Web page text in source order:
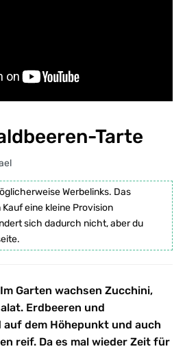
Tarte
Werbelinks. Das
eine kleine Provision
sich dadurch nicht, aber du
Garten wachsen Zucchini,
Erdbeeren und
dem Höhepunkt und auch
reif. Da es mal wieder Zeit für